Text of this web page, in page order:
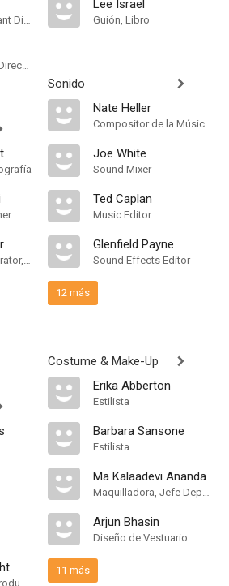
Second Assistant Director
First Assistant Director
Steadicam Operator, "A" Camera Operator
Compañía de Produccion
Lee Israel
Guión, Libro
Sonido
Nate Heller
Compositor de la Música Original, Orquestador
Joe White
Sound Mixer
Ted Caplan
Music Editor
Glenfield Payne
Sound Effects Editor
12 más
Costume & Make-Up
Erika Abberton
Estilista
Barbara Sansone
Estilista
Ma Kalaadevi Ananda
Maquilladora, Jefe Departamento de Maquillaje
Arjun Bhasin
Diseño de Vestuario
11 más